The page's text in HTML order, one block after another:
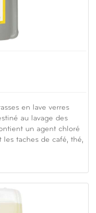
en lave verres
au lavage des
un agent chloré
taches de café, thé,